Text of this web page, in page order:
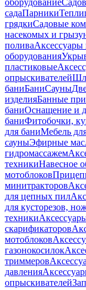
оборудование
садаПарники
грядкиСадовые
насекомых и
полива
оборудования
пластиковые
опрыскивателей
баниБаниСауны
изделияБанные
баниОснащение и
баниФитобочки,
для баниМебель
сауныЭфирные
гидромассажем
техникиНавесное
мотоблоков
минитракторов
для цепных пил
для кусторезов,
техники
скарификаторов
мотоблоков
газонокосилок
триммеров
давления
опрыскивателей